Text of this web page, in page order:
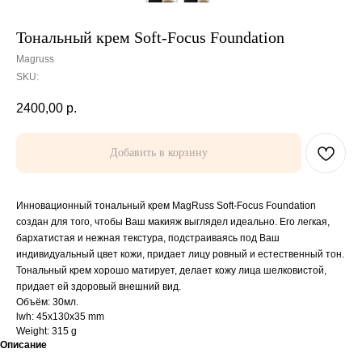
Тональный крем Soft-Focus Foundation
Magruss
SKU:
2400,00 р.
Добавить в корзину
Инновационный тональный крем MagRuss Soft-Focus Foundation
создан для того, чтобы Ваш макияж выглядел идеально. Его легкая,
бархатистая и нежная текстура, подстраиваясь под Ваш
индивидуальный цвет кожи, придает лицу ровный и естественный тон.
Тональный крем хорошо матирует, делает кожу лица шелковистой,
придает ей здоровый внешний вид.
Объём: 30мл.
lwh: 45x130x35 mm
Weight: 315 g
Описание